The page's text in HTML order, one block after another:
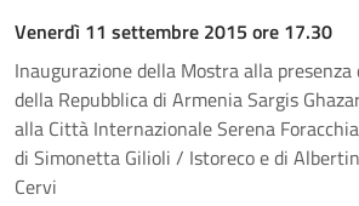
Venerdì 11 settembre 2015 ore 17.30
Inaugurazione della Mostra alla presenza
della Repubblica di Armenia Sargis
alla Città Internazionale Serena
di Simonetta Gilioli / Istoreco e di
Cervi